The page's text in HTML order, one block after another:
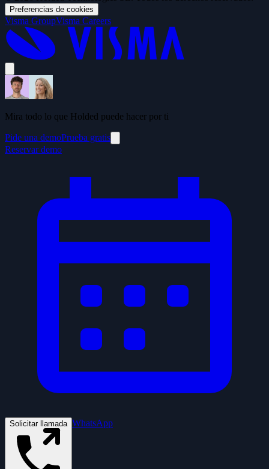
Preferencias de cookies
Visma GroupVisma Careers
Mira todo lo que Holded puede hacer por ti
Pide una demoPrueba gratis
Reservar demo
Solicitar llamada WhatsApp